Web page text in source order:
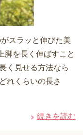
スラッと伸びた美
脚を長く伸ばすこと
く見せる方法なら
れくらいの長さ
続きを読む